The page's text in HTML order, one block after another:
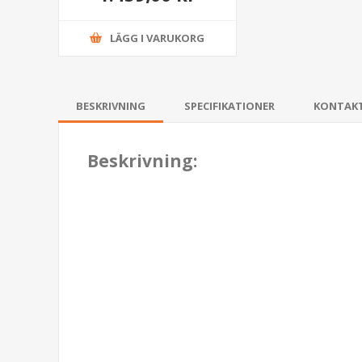
LÄGG I VARUKORG
BESKRIVNING SPECIFIKATIONER
Beskrivning: